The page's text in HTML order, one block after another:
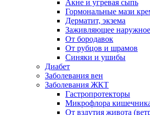
Акне и угревая сыпь
Гормональные мази
Дерматит, экзема
Заживляющее наружное
От бородавок
От рубцов и шрамов
Синяки и ушибы
Диабет
Заболевания вен
Заболевания ЖКТ
Гастропротекторы
Микрофлора
От вздутия живота